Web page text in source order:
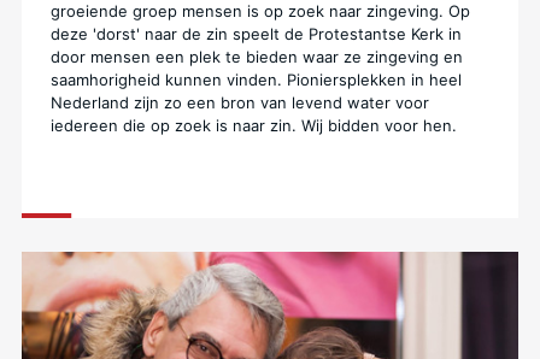
groeiende groep mensen is op zoek naar zingeving. Op
deze 'dorst' naar de zin speelt de Protestantse Kerk in
door mensen een plek te bieden waar ze zingeving en
saamhorigheid kunnen vinden. Pioniersplekken in heel
Nederland zijn zo een bron van levend water voor
iedereen die op zoek is naar zin. Wij bidden voor hen.